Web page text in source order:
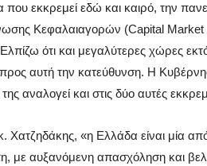
εκκρεμεί εδώ και καιρό, την
Κεφαλαιαγορών (Capital Market
ότι και μεγαλύτερες χώρες
προς αυτή την κατεύθυνση. Η
αναλογεί και στις δύο αυτές
«η Ελλάδα είναι μία από
με αυξανόμενη απασχόληση και